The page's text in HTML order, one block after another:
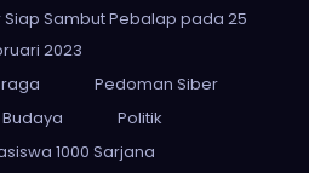
Siap Sambut Pebalap pada 25
2023
Pedoman Siber
Politik
1000 Sarjana